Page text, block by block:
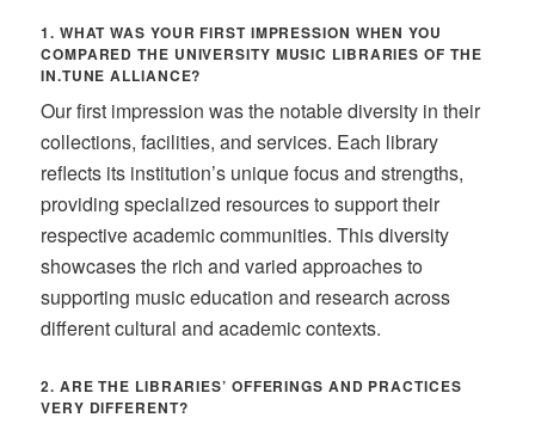
1. WHAT WAS YOUR FIRST IMPRESSION WHEN YOU
COMPARED THE UNIVERSITY MUSIC LIBRARIES OF THE
IN.TUNE ALLIANCE?
Our first impression was the notable diversity in their
collections, facilities, and services. Each library
reflects its institution’s unique focus and strengths,
providing specialized resources to support their
respective academic communities. This diversity
showcases the rich and varied approaches to
supporting music education and research across
different cultural and academic contexts.
2. ARE THE LIBRARIES’ OFFERINGS AND PRACTICES
VERY DIFFERENT?